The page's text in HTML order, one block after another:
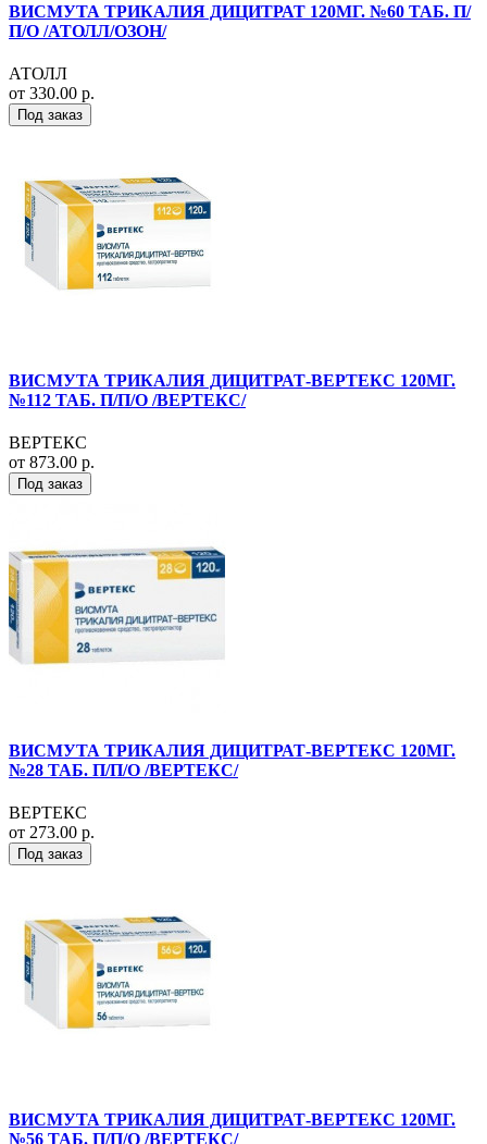
ВИСМУТА ТРИКАЛИЯ ДИЦИТРАТ 120МГ. №60 ТАБ. П/
П/О /АТОЛЛ/ОЗОН/
АТОЛЛ
от 330.00 р.
Под заказ
ВИСМУТА ТРИКАЛИЯ ДИЦИТРАТ-ВЕРТЕКС 120МГ.
№112 ТАБ. П/П/О /ВЕРТЕКС/
ВЕРТЕКС
от 873.00 р.
Под заказ
ВИСМУТА ТРИКАЛИЯ ДИЦИТРАТ-ВЕРТЕКС 120МГ.
№28 ТАБ. П/П/О /ВЕРТЕКС/
ВЕРТЕКС
от 273.00 р.
Под заказ
ВИСМУТА ТРИКАЛИЯ ДИЦИТРАТ-ВЕРТЕКС 120МГ.
№56 ТАБ. П/П/О /ВЕРТЕКС/